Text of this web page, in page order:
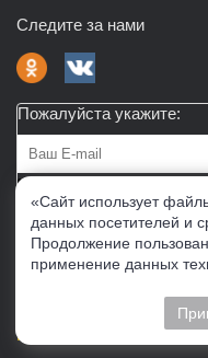
Следите за нами
Пожалуйста укажите:
О нас Доставка
Политика
обработке
Cогласие на
материалов
«Сайт использует
данных посетителей и
Продолжение
применение данных